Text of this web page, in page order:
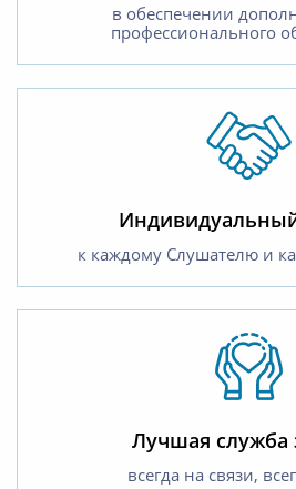
в обеспечении
профессионального
к каждому Слушателю и
Лучшая служба
всегда на связи,